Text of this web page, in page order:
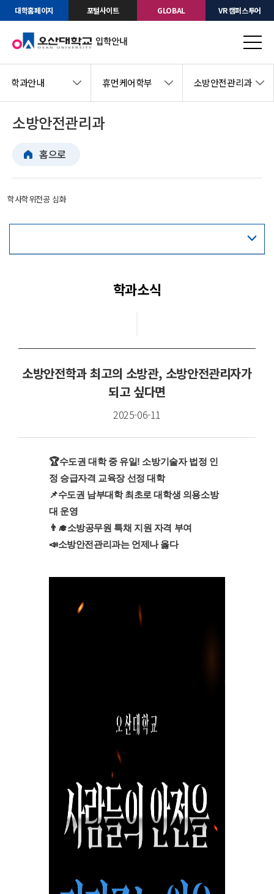
대학홈페이지 포털사이트 GLOBAL VR 캠퍼스투어
학과안내 휴먼케어학부 소방안전관리과
소방안전관리과
홈으로
학사학위전공 심화
교과목안내
학과활동
학과소식
학과소식
소방안전학과 최고의 소방관, 소방안전관리자가
되고 싶다면
2025-06-11
🏆수도권 대학 중 유일! 소방기술자 법정 인
정 승급자격 교육장 선정 대학
📌수도권 남부대학 최초로 대학생 의용소방
대 운영
👨‍🎓소방공무원 특채 지원 자격 부여
📣소방안전관리과는 언제나 옳다